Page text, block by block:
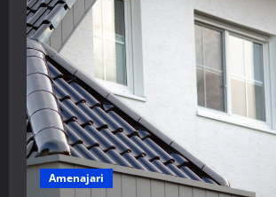
Amenajari